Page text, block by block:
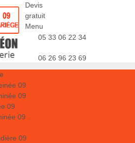
Devis
gratuit
Menu
05 33 06 22 34
06 26 96 23 69
09
09
09
09
09